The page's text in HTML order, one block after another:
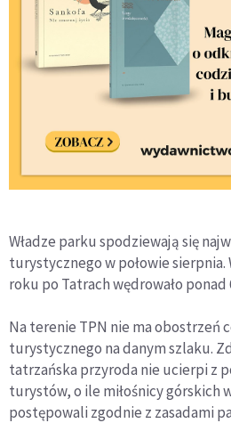
Władze parku spodziewają się
turystycznego w połowie sierpnia.
roku po Tatrach wędrowało ponad
Na terenie TPN nie ma obostrzeń
turystycznego na danym szlaku.
tatrzańska przyroda nie ucierpi z
turystów, o ile miłośnicy górskich
postępowali zgodnie z zasadami